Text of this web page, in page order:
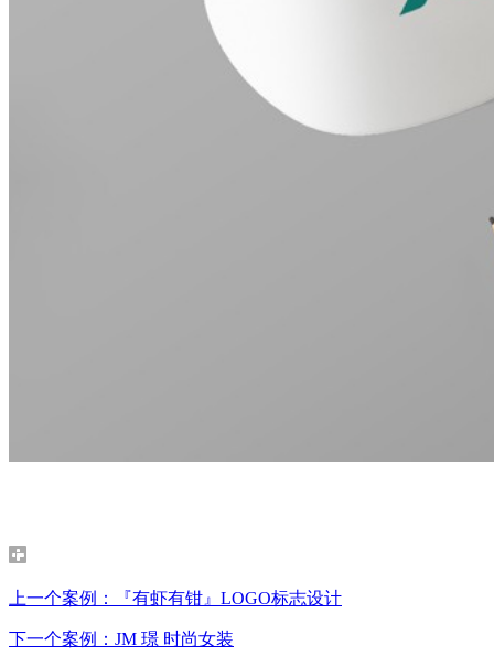
上一个案例：『有虾有钳』LOGO标志设计
下一个案例：JM 璟 时尚女装